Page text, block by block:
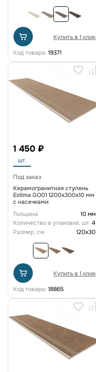
Купить в 1 клик
Код товара: 19371
1 450 ₽
шт.
Под заказ
Керамогранитная ступень
Estima GO01 1200x300x10 мм
с насечками
Толщина
10 мм
Количество в упаковке, шт 4
Размер, см
120x30
Купить в 1 клик
Код товара: 18865